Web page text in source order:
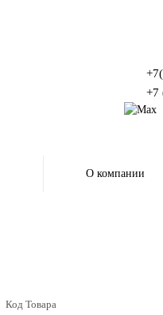
+7
О компании
Код Товара